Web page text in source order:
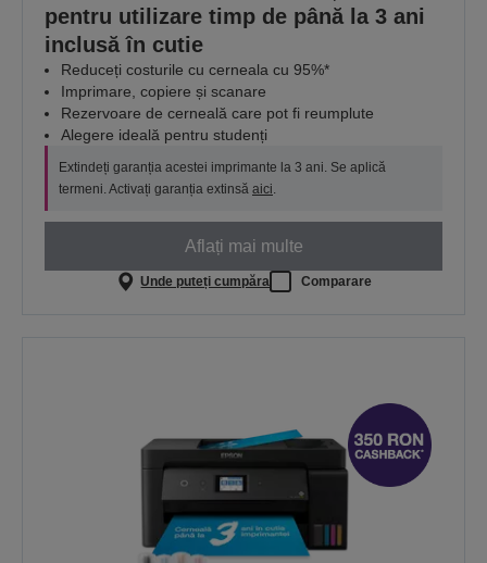
pentru utilizare timp de până la 3 ani
inclusă în cutie
Reduceți costurile cu cerneala cu 95%*
Imprimare, copiere și scanare
Rezervoare de cerneală care pot fi reumplute
Alegere ideală pentru studenți
Extindeți garanția acestei imprimante la 3 ani. Se aplică
termeni. Activați garanția extinsă aici.
Aflați mai multe
Unde puteți cumpăra Comparare